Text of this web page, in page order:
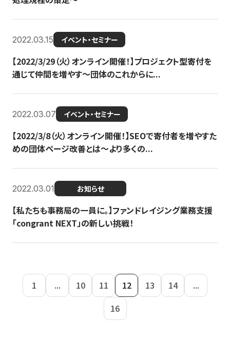
2022.03.15 イベント・セミナー
【2022/3/29（火）オンライン開催！】プロジェクト型寄付を
通じて仲間を増やす～団体のこれからに...
2022.03.07 イベント・セミナー
【2022/3/8（火）オンライン開催！】SEOで寄付者を増やすた
めの団体ページ改善とは～より多くの...
2022.03.01 お知らせ
【私たちも事務局の一員に。】ファンドレイジング業務支援
「congrant NEXT」の新しい挑戦！
1 ... 10 11 12 13 14
...
16